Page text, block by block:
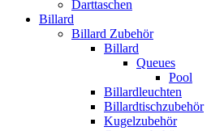
Darttaschen
Billard
Billard Zubehör
Billard
Queues
Pool
Billardleuchten
Billardtischzubehör
Kugelzubehör